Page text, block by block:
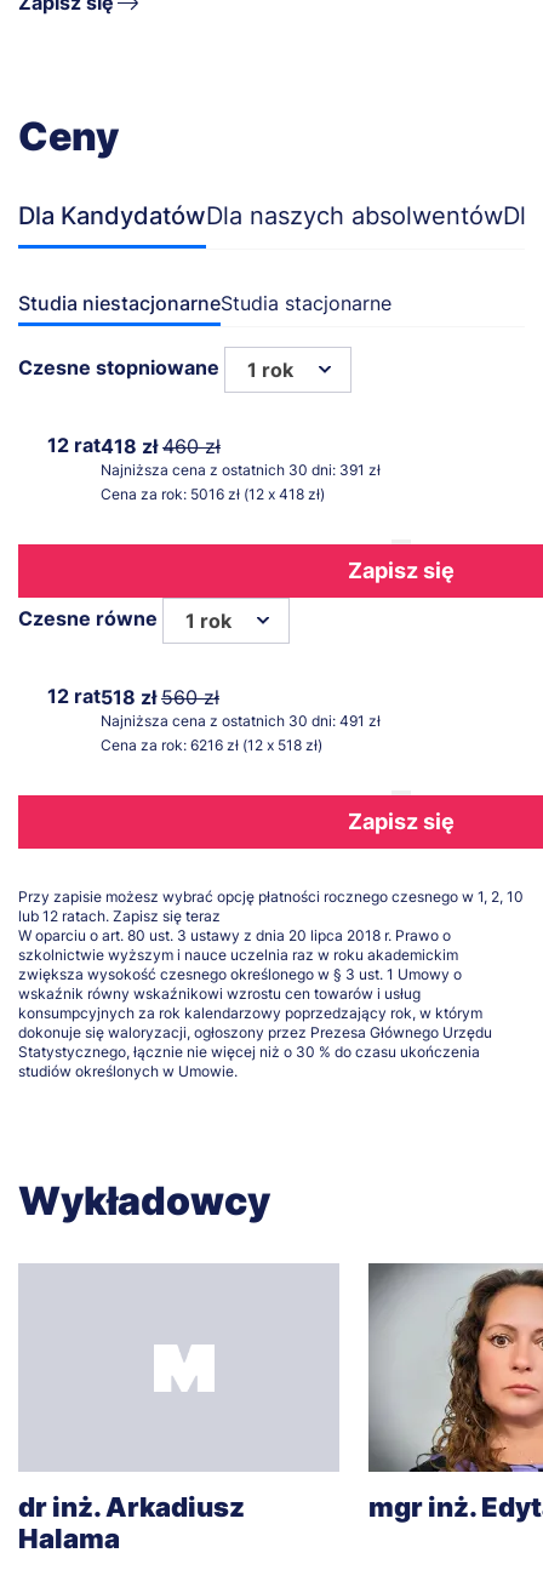
Ceny
Dla KandydatówDla naszych absolwentów
Studia niestacjonarneStudia stacjonarne
Czesne stopniowane 1 rok
12 rat418 zł460 zł
Najniższa cena z ostatnich 30 dni: 391 zł
Cena za rok: 5016 zł (12 x 418 zł)
Zapisz się
Czesne równe 1 rok
12 rat518 zł560 zł
Najniższa cena z ostatnich 30 dni: 491 zł
Cena za rok: 6216 zł (12 x 518 zł)
Zapisz się
Przy zapisie możesz wybrać opcję płatności rocznego czesnego w 1, 2, 10
lub 12 ratach. Zapisz się teraz
W oparciu o art. 80 ust. 3 ustawy z dnia 20 lipca 2018 r. Prawo o
szkolnictwie wyższym i nauce uczelnia raz w roku akademickim
zwiększa wysokość czesnego określonego w § 3 ust. 1 Umowy o
wskaźnik równy wskaźnikowi wzrostu cen towarów i usług
konsumpcyjnych za rok kalendarzowy poprzedzający rok, w którym
dokonuje się waloryzacji, ogłoszony przez Prezesa Głównego Urzędu
Statystycznego, łącznie nie więcej niż o 30 % do czasu ukończenia
studiów określonych w Umowie.
Wykładowcy
dr inż. Arkadiusz
Halama
mgr inż.